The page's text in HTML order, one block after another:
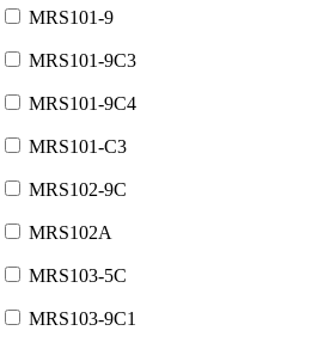
MRS101-9
MRS101-9C3
MRS101-9C4
MRS101-C3
MRS102-9C
MRS102A
MRS103-5C
MRS103-9C1